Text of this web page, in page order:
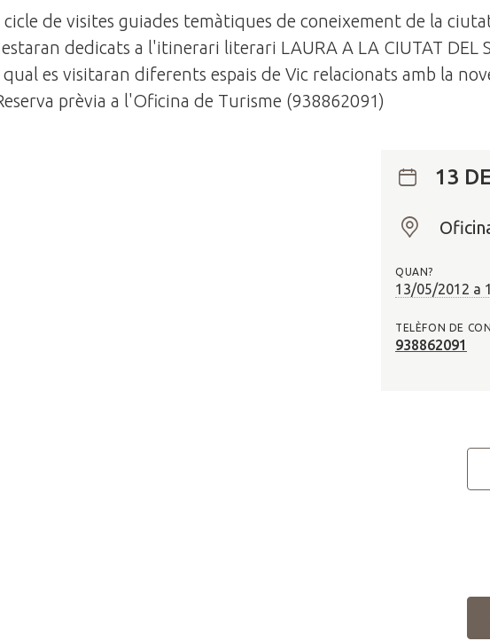
de visites guiades temàtiques de coneixement de la
dedicats a l'itinerari literari LAURA A LA CIUTAT DEL
es visitaran diferents espais de Vic relacionats amb la
prèvia a l'Oficina de Turisme (938862091)
13
O
?
QUAN?
13/05/2012 a
TELÈFON DE
938862091